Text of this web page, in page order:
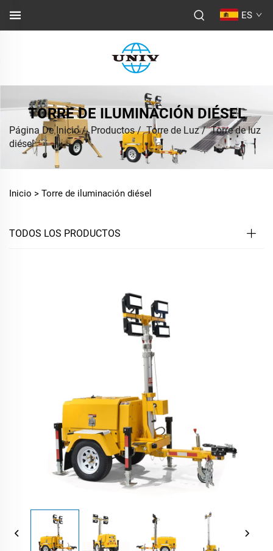
ES
TORRE DE ILUMINACIÓN DIÉSEL
Página De Inicio/Productos/Torre de Luz/Torre de luz
diésel
Inicio > Torre de iluminación diésel
TODOS LOS PRODUCTOS